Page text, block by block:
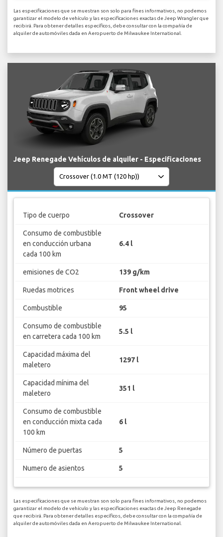
Las especificaciones que se muestran son solo para fines informativos, no podemos
garantizar el modelo de vehículo y las especificaciones exactas de Jeep Wrangler que
recibirá. Para obtener detalles específicos, debe consultar con la compañía de
alquiler de automóviles dada en Aeropuerto de Milwaukee International.
Jeep Renegade Vehículos de alquiler - Especificaciones
Tipo de cuerpo Crossover
Consumo de combustible
en conducción urbana
cada 100 km
6.4 l
emisiones de CO2 139 g/km
Ruedas motrices Front wheel drive
Combustible 95
Consumo de combustible
en carretera cada 100 km
5.5 l
Capacidad máxima del
maletero
1297 l
Capacidad mínima del
maletero
351 l
Consumo de combustible
en conducción mixta cada
100 km
6 l
Número de puertas 5
Numero de asientos 5
Las especificaciones que se muestran son solo para fines informativos, no podemos
garantizar el modelo de vehículo y las especificaciones exactas de Jeep Renegade
que recibirá. Para obtener detalles específicos, debe consultar con la compañía de
alquiler de automóviles dada en Aeropuerto de Milwaukee International.